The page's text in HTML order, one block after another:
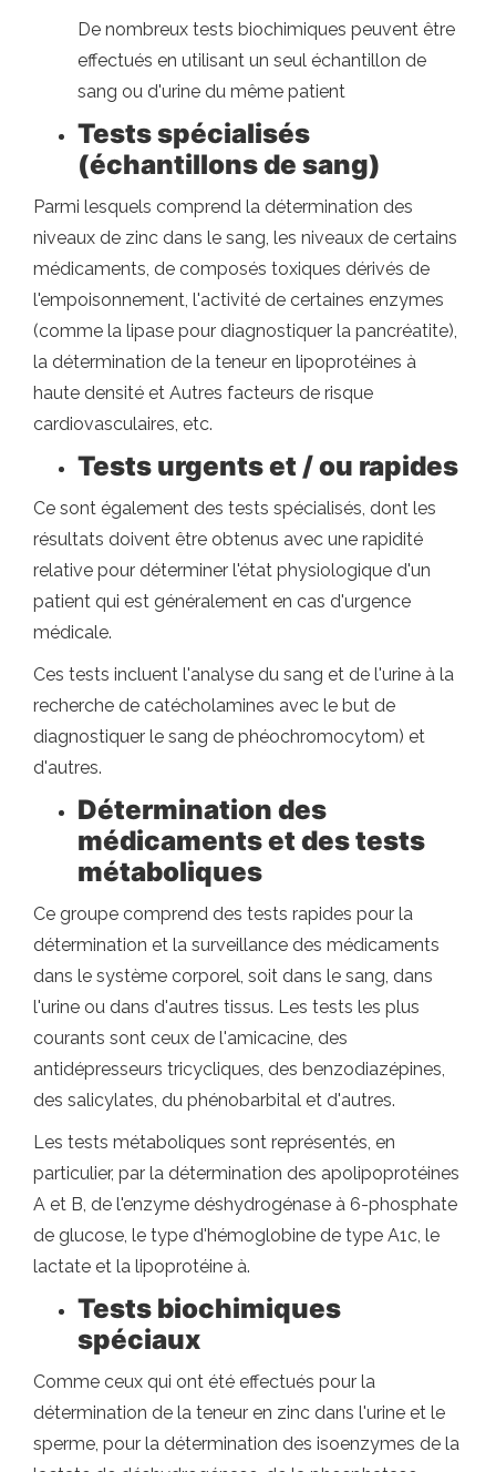
De nombreux tests biochimiques peuvent être
effectués en utilisant un seul échantillon de
sang ou d'urine du même patient
Tests spécialisés
(échantillons de sang)
Parmi lesquels comprend la détermination des
niveaux de zinc dans le sang, les niveaux de certains
médicaments, de composés toxiques dérivés de
l'empoisonnement, l'activité de certaines enzymes
(comme la lipase pour diagnostiquer la pancréatite),
la détermination de la teneur en lipoprotéines à
haute densité et Autres facteurs de risque
cardiovasculaires, etc.
Tests urgents et / ou rapides
Ce sont également des tests spécialisés, dont les
résultats doivent être obtenus avec une rapidité
relative pour déterminer l'état physiologique d'un
patient qui est généralement en cas d'urgence
médicale.
Ces tests incluent l'analyse du sang et de l'urine à la
recherche de catécholamines avec le but de
diagnostiquer le sang de phéochromocytom) et
d'autres.
Détermination des
médicaments et des tests
métaboliques
Ce groupe comprend des tests rapides pour la
détermination et la surveillance des médicaments
dans le système corporel, soit dans le sang, dans
l'urine ou dans d'autres tissus. Les tests les plus
courants sont ceux de l'amicacine, des
antidépresseurs tricycliques, des benzodiazépines,
des salicylates, du phénobarbital et d'autres.
Les tests métaboliques sont représentés, en
particulier, par la détermination des apolipoprotéines
A et B, de l'enzyme déshydrogénase à 6-phosphate
de glucose, le type d'hémoglobine de type A1c, le
lactate et la lipoprotéine à.
Tests biochimiques
spéciaux
Comme ceux qui ont été effectués pour la
détermination de la teneur en zinc dans l'urine et le
sperme, pour la détermination des isoenzymes de la